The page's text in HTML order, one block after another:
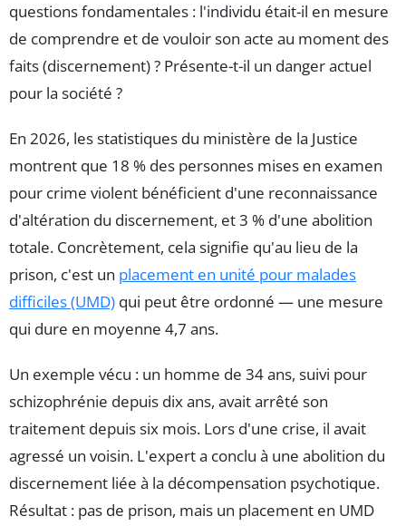
questions fondamentales : l'individu était-il en mesure
de comprendre et de vouloir son acte au moment des
faits (discernement) ? Présente-t-il un danger actuel
pour la société ?
En 2026, les statistiques du ministère de la Justice
montrent que 18 % des personnes mises en examen
pour crime violent bénéficient d'une reconnaissance
d'altération du discernement, et 3 % d'une abolition
totale. Concrètement, cela signifie qu'au lieu de la
prison, c'est un placement en unité pour malades
difficiles (UMD) qui peut être ordonné — une mesure
qui dure en moyenne 4,7 ans.
Un exemple vécu : un homme de 34 ans, suivi pour
schizophrénie depuis dix ans, avait arrêté son
traitement depuis six mois. Lors d'une crise, il avait
agressé un voisin. L'expert a conclu à une abolition du
discernement liée à la décompensation psychotique.
Résultat : pas de prison, mais un placement en UMD